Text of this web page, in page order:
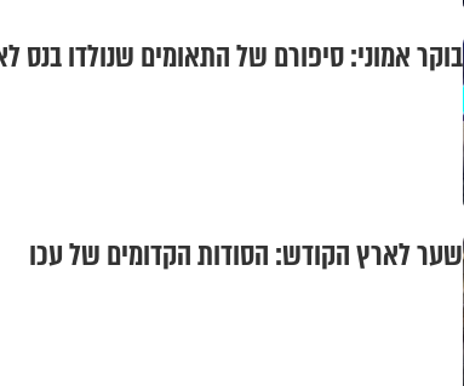
בוקר אמוני: סיפורם של התאומים שנולדו בנס לאחר
שער לארץ הקודש: הסודות הקדומים של עכו